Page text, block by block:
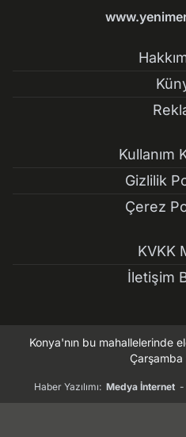
Kullanım
Gizlilik
Çerez
KVKK
İletişim
Konya'nın bu mahallelerinde
Çarşamba
Haber Yazılımı: Medya İnternet -